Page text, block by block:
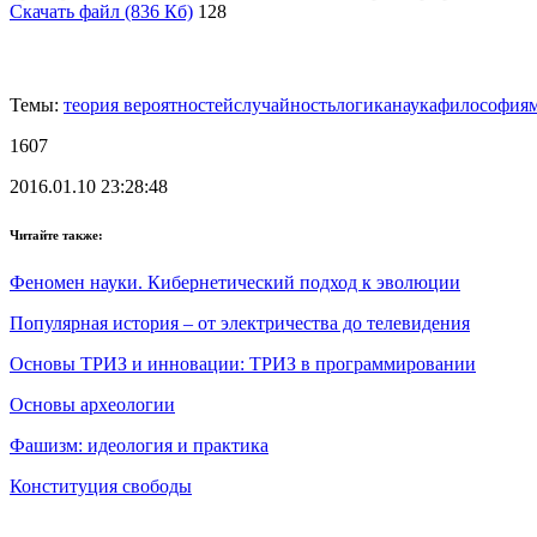
Скачать файл (836 Кб) 128
Темы: теория вероятностейслучайностьлогиканаукафилософия
1607
2016.01.10 23:28:48
Читайте также:
Феномен науки. Кибернетический подход к эволюции
Популярная история – от электричества до телевидения
Основы ТРИЗ и инновации: ТРИЗ в программировании
Основы археологии
Фашизм: идеология и практика
Конституция свободы